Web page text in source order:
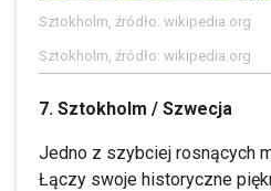
Sztokholm, źródło: wikipedia.org
Sztokholm, źródło: wikipedia.org
7. Sztokholm / Szwecja
Jedno z szybciej rosnących
Łączy swoje historyczne